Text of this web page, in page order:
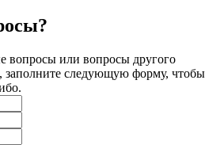
вопросы или вопросы другого
заполните следующую форму, чтобы